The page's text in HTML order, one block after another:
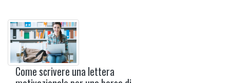
Come scrivere una lettera